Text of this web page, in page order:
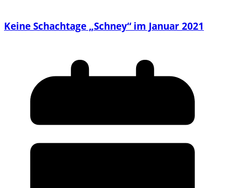
Keine Schachtage „Schney“ im Januar 2021